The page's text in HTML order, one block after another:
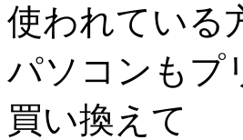
使われている
パソコンもプ
買い換えて